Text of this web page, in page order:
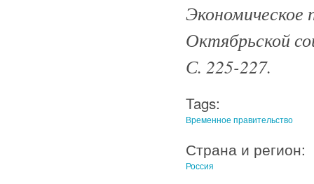
Экономическое
Октябрьской
С. 225-227.
Tags:
Временное правительство
Страна и регион:
Россия